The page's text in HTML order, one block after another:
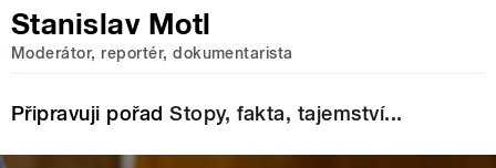
Stanislav Motl
Moderátor, reportér, dokumentarista
Připravuji pořadStopy, fakta, tajemství...